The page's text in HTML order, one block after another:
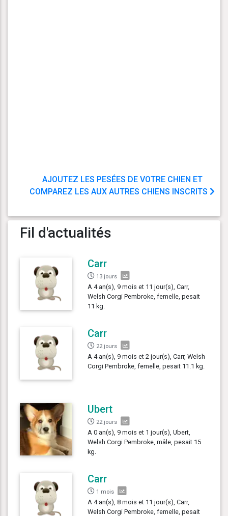
AJOUTEZ LES PESÉES DE VOTRE CHIEN ET
COMPAREZ LES AUX AUTRES CHIENS INSCRITS
Fil d'actualités
Carr
13 jours
A 4 an(s), 9 mois et 11 jour(s), Carr,
Welsh Corgi Pembroke, femelle, pesait
11 kg.
Carr
22 jours
A 4 an(s), 9 mois et 2 jour(s), Carr, Welsh
Corgi Pembroke, femelle, pesait 11.1 kg.
Ubert
22 jours
A 0 an(s), 9 mois et 1 jour(s), Ubert,
Welsh Corgi Pembroke, mâle, pesait 15
kg.
Carr
1 mois
A 4 an(s), 8 mois et 11 jour(s), Carr,
Welsh Corgi Pembroke, femelle, pesait